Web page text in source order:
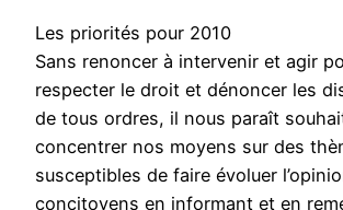
Les priorités pour 2010
Sans renoncer à intervenir et agir
respecter le droit et dénoncer les
de tous ordres, il nous paraît
concentrer nos moyens sur des
susceptibles de faire évoluer
concitoyens en informant et en